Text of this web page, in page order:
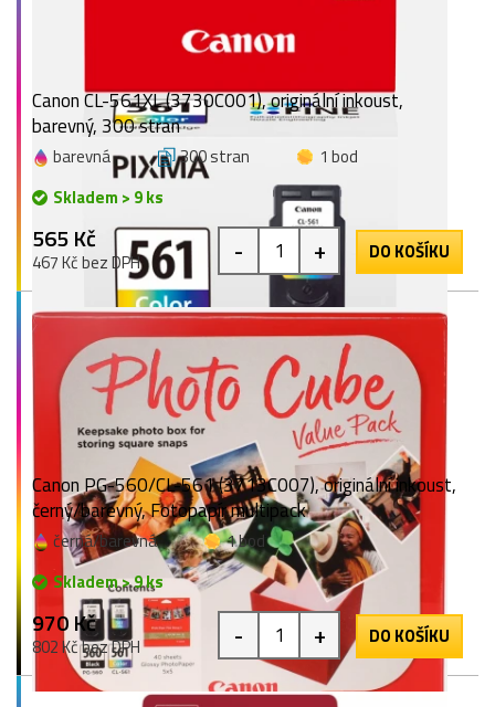
Canon CL-561XL (3730C001), originální inkoust,
barevný, 300 stran
barevná 300 stran
1 bod
Skladem > 9 ks
565 Kč
467 Kč bez DPH - + DO KOŠÍKU
Canon PG-560/CL-561 (3713C007), originální inkoust,
černý/barevný, Fotopapír multipack
černá/barevná
1 bod
Skladem > 9 ks
970 Kč
802 Kč bez DPH - + DO KOŠÍKU